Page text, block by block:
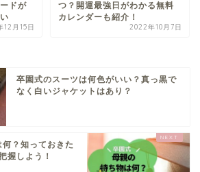
ドが
12月15日
つ？開運最強日がわかる無料
カレンダーも紹介！
2022年10月7日
卒園式のスーツは何色がいい？真っ黒で
なく白いジャケットはあり？
？知っておきた
握しよう！